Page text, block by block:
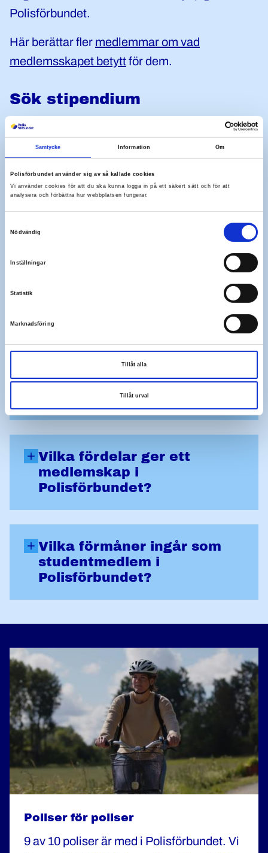
Samtycke Information Om
Polisförbundet använder sig av så kallade cookies
Vi använder cookies för att du ska kunna logga in på ett säkert sätt och för att
analysera och förbättra hur webbplatsen fungerar.
Nödvändig
Inställningar
Statistik
Marknadsföring
Tillåt alla
Tillåt urval
Polisförbundet.
Här berättar fler medlemmar om vad
medlemsskapet betyttför dem.
Sök stipendium
Som medlem kan du söka
stipendium från våra
stiftelser.
Så mycket kostar det
Varför ska jag bli medlem i
Varför gå med i
Polisförbundet som
Vilka fördelar ger ett
medlemskap i
Polisförbundet?
Vilka förmåner ingår som
studentmedlem i
Polisförbundet?
Poliser för poliser
9 av 10 poliser är med i Polisförbundet. Vi